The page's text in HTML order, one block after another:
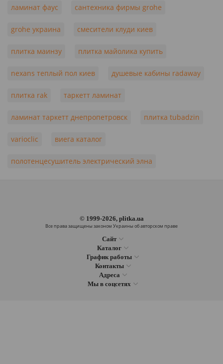
ламинат фаус сантехника фирмы grohe
grohe украина смесители клуди киев
плитка маинзу плитка майолика купить
nexans теплый пол киев душевые кабины radaway
плитка rak таркетт ламинат
ламинат таркетт днепропетровск плитка tubadzin
varioclic виега каталог
полотенцесушитель электрический элна
© 1999-2026, plitka.ua
Все права защищены законом Украины об авторском праве
Сайт
Каталог
График работы
Контакты
Адреса
Мы в соцсетях